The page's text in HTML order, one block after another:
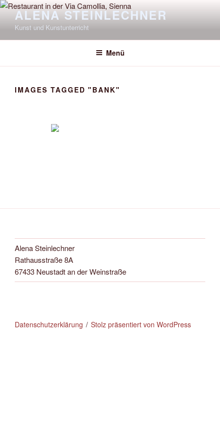
Zum
Inhalt
springen
ALENA STEINLECHNER
Kunst und Kunstunterricht
Menü
IMAGES TAGGED "BANK"
Alena Steinlechner
Rathausstraße 8A
67433 Neustadt an der Weinstraße
Datenschutzerklärung Stolz präsentiert von WordPress